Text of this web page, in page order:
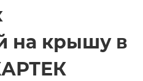
на крышу в